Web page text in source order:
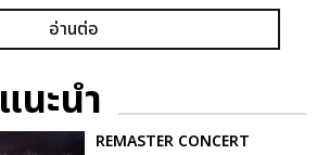
อ่านต่อ
แนะนำ
REMASTER CONCERT